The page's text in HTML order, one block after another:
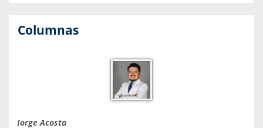
Columnas
Jorge Acosta